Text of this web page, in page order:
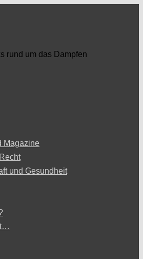
rund um das Dampfen
Magazine
und Gesundheit